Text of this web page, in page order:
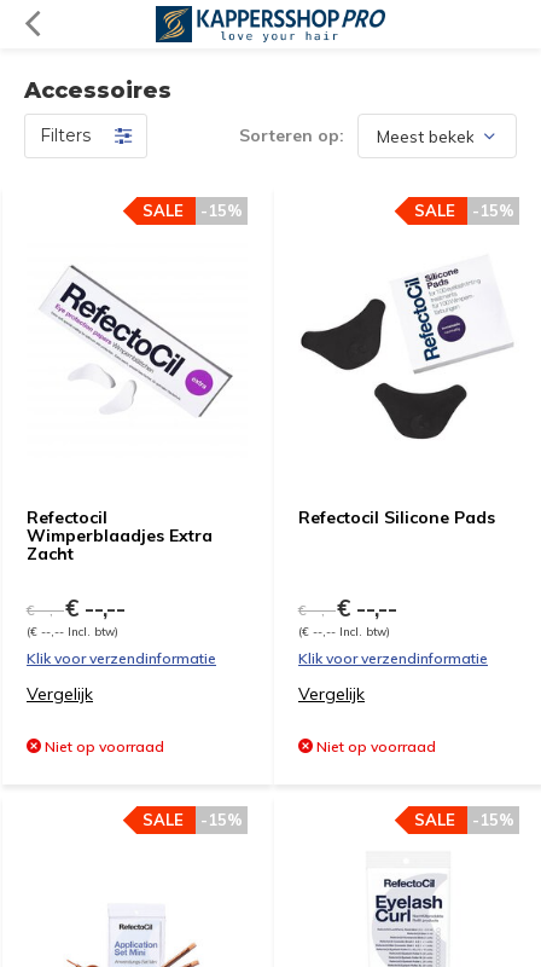
Accessoires
Filters Sorteren op:
Refectocil
Wimperblaadjes Extra
Zacht
-15%
SALE
€ --,--€ --,--
(€ --,-- Incl. btw)
Klik voor verzendinformatie
Vergelijk
Niet op voorraad
Refectocil Silicone Pads
-15%
SALE
€ --,--€ --,--
(€ --,-- Incl. btw)
Klik voor verzendinformatie
Vergelijk
Niet op voorraad
-15%
SALE -15%
SALE